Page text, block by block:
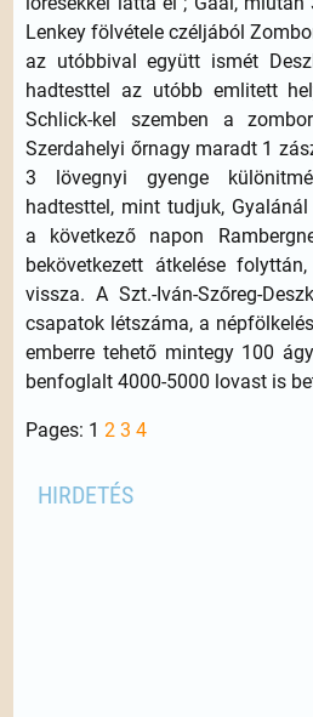
Lenkey fölvétele czéljából
az utóbbival együtt ismét
hadtesttel az utóbb emlitett
Schlick-kel szemben a
Szerdahelyi őrnagy maradt 1
3 lövegnyi gyenge
hadtesttel, mint tudjuk,
a következő napon
bekövetkezett átkelése
vissza. A Szt.-Iván-Szőreg-
csapatok létszáma, a
emberre tehető mintegy 100
benfoglalt 4000-5000 lovast is
Pages: 1 2 3 4
HIRDETÉS